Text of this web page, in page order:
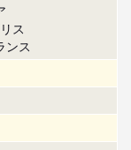
ス
ンス